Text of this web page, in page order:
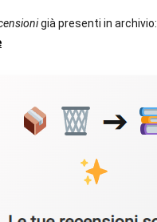
già presenti in archivio: